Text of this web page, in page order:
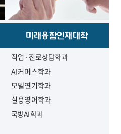
미래융합인재대학
직업·진로상담학과
AI커머스학과
모델연기학과
실용영어학과
국방AI학과